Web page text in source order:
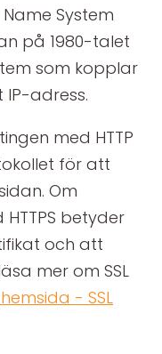
System
på 1980-talet
som kopplar
adress.
med HTTP
för att
Om
betyder
och att
mer om SSL
- SSL